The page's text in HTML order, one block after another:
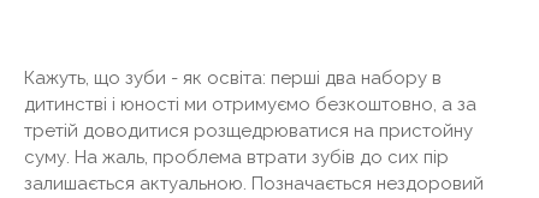
Кажуть, що зуби - як освіта: перші два набору в
дитинстві і юності ми отримуємо безкоштовно, а за
третій доводитися розщедрюватися на пристойну
суму. На жаль, проблема втрати зубів до сих пір
залишається актуальною. Позначається нездоровий